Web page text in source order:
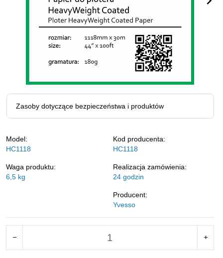
Zasoby dotyczące bezpieczeństwa i produktów
Model:
HC1118
Kod producenta:
HC1118
Waga produktu:
6,5 kg
Realizacja zamówienia:
24 godzin
Producent:
Yvesso